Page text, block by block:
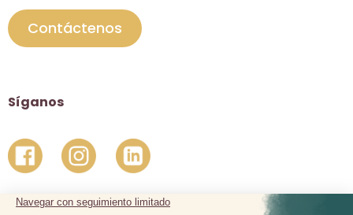
Contáctenos
Síganos